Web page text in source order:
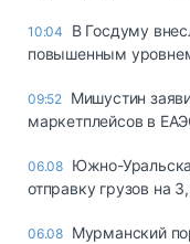
10:04
В Госдуму
повышенным
09:52 Мишустин
маркетплейсов в
06.08 Южно-
отправку грузов на
06.08 Мурманский